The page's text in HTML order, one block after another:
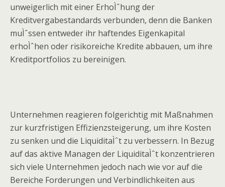
unweigerlich mit einer ErhoÌˆhung der
Kreditvergabestandards verbunden, denn die Banken
muÌˆssen entweder ihr haftendes Eigenkapital
erhoÌˆhen oder risikoreiche Kredite abbauen, um ihre
Kreditportfolios zu bereinigen.
Unternehmen reagieren folgerichtig mit Maßnahmen
zur kurzfristigen Effizienzsteigerung, um ihre Kosten
zu senken und die LiquiditaÌˆt zu verbessern. In Bezug
auf das aktive Managen der LiquiditaÌˆt konzentrieren
sich viele Unternehmen jedoch nach wie vor auf die
Bereiche Forderungen und Verbindlichkeiten aus